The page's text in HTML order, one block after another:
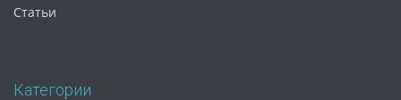
Статьи
Категории